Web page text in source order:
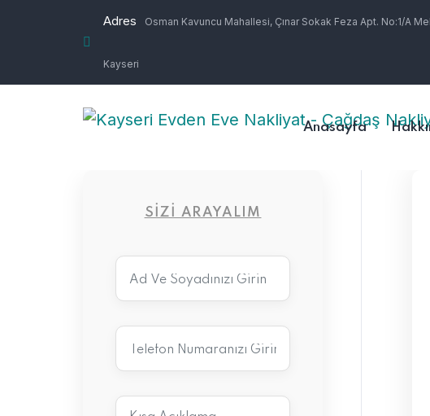
Adres Osman Kavuncu Mahallesi, Çınar Sokak Feza Apt. No:1/A
Kayseri
Anasayfa
SIZI ARAYALIM